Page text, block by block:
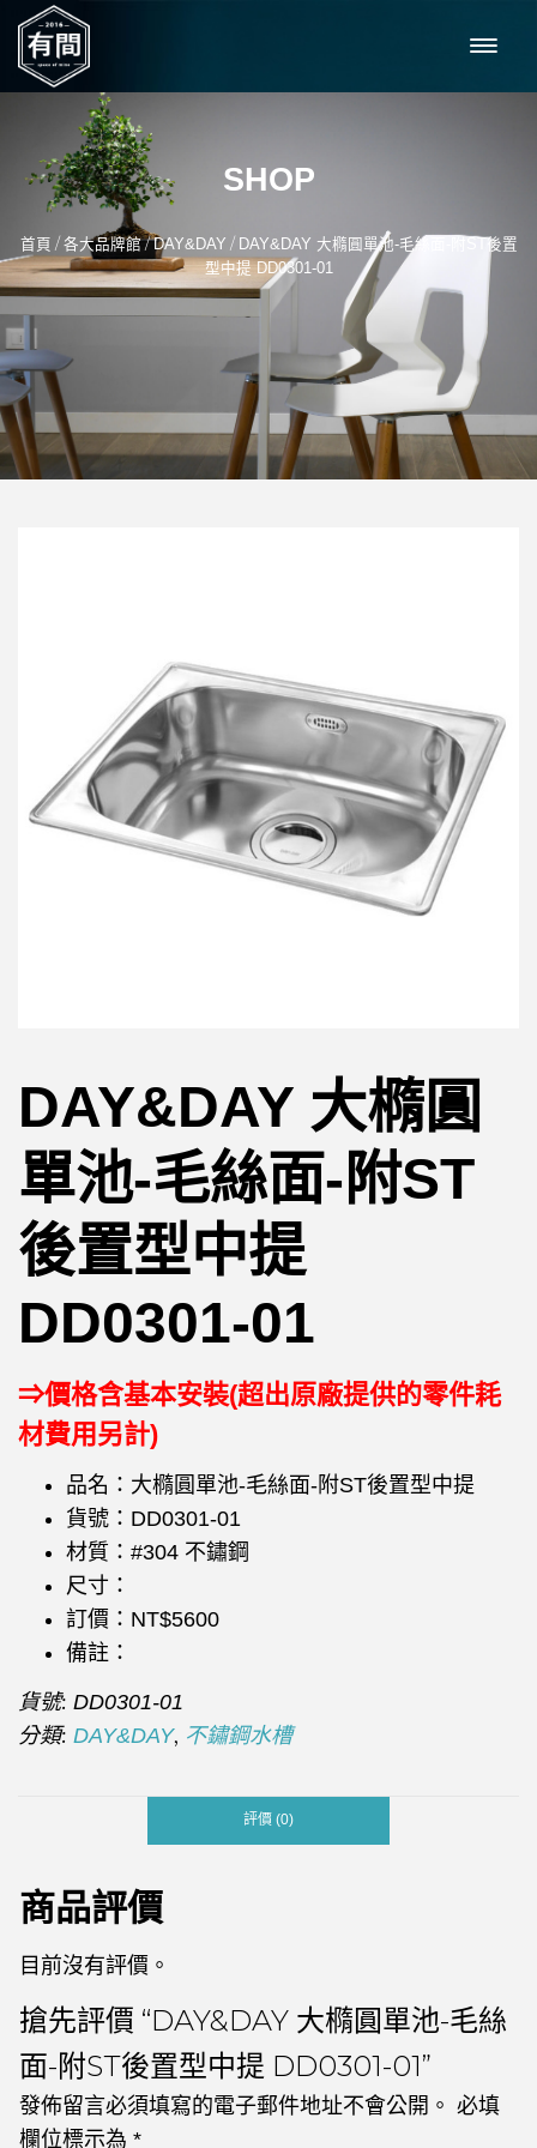
SHOP
首頁 / 各大品牌館/DAY&DAY / DAY&DAY 大橢圓單池-毛絲面-附ST後置
型中提 DD0301-01
DAY&DAY 大橢圓
單池-毛絲面-附ST
後置型中提
DD0301-01
⇒價格含基本安裝(超出原廠提供的零件耗
材費用另計)
品名：大橢圓單池-毛絲面-附ST後置型中提
貨號：DD0301-01
材質：#304 不鏽鋼
尺寸：
訂價：NT$5600
備註：
貨號: DD0301-01
分類: DAY&DAY, 不鏽鋼水槽
評價 (0)
商品評價
目前沒有評價。
搶先評價 “DAY&DAY 大橢圓單池-毛絲
面-附ST後置型中提 DD0301-01”
發佈留言必須填寫的電子郵件地址不會公開。 必填
欄位標示為 *